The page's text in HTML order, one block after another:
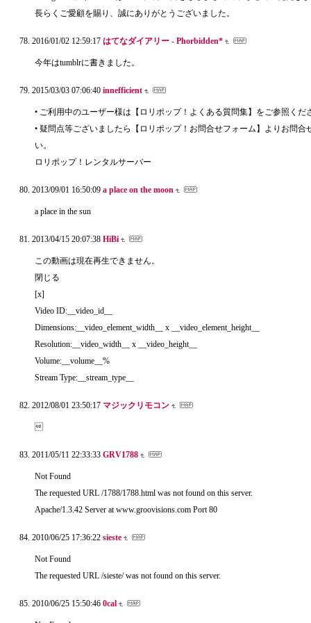
長らくご愛顧を賜り、誠にありがとうございました。
2016/01/02 12:59:17 はてなダイアリー - Phorbidden*
今年はtumblrに書きました。
2015/03/03 07:06:40 innefficient
• ご利用中のユーザー様は【ロリポップ！よくある質問集】をご参照くだ
• 疑問点等ございましたら【ロリポップ！お問合せフォーム】よりお問合
い。
ロリポップ！レンタルサーバー
2013/09/01 16:50:09 a place on the moon
a place in the sun
2013/04/15 20:07:38 HiBi
この動画は現在再生できません。
閉じる
[x]
Video ID:__video_id__
Dimensions:__video_element_width__ x __video_element_height__
Resolution:__video_width__ x __video_height__
Volume:__volume__%
Stream Type:__stream_type__
2012/08/01 23:50:17 マジックリモコン
2011/05/11 22:33:33 GRV1788
Not Found
The requested URL /1788/1788.html was not found on this server.
Apache/1.3.42 Server at www.groovisions.com Port 80
2010/06/25 17:36:22 sieste
Not Found
The requested URL /sieste/ was not found on this server.
2010/06/25 15:50:46 0cal